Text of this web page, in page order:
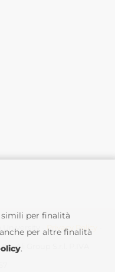
- Privacy Policy
- Ali Group S.r.l. P.IVA
per finalità
per altre finalità
.